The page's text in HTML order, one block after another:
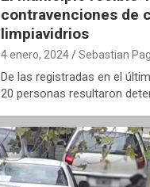
contravenciones de
limpiavidrios
4 enero, 2024 Sebastian
De las registradas en el
20 personas resultaron